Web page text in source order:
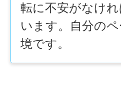
転に不安がなけ
います。自分の
境です。